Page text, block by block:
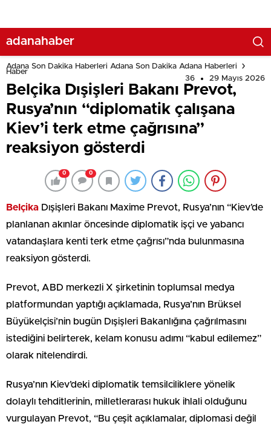
adanahaber
Adana Son Dakika Haberleri Adana Son Dakika Adana Haberleri
Haber
36
29 Mayıs 2026
Belçika Dışişleri Bakanı Prevot,
Rusya’nın “diplomatik çalışana
Kiev’i terk etme çağrısına”
reaksiyon gösterdi
0 0
Belçika Dışişleri Bakanı Maxime Prevot, Rusya’nın “Kiev’de
planlanan akınlar öncesinde diplomatik işçi ve yabancı
vatandaşlara kenti terk etme çağrısı”nda bulunmasına
reaksiyon gösterdi.
Prevot, ABD merkezli X şirketinin toplumsal medya
platformundan yaptığı açıklamada, Rusya’nın Brüksel
Büyükelçisi’nin bugün Dışişleri Bakanlığına çağrılmasını
istediğini belirterek, kelam konusu adımı “kabul edilemez”
olarak nitelendirdi.
Rusya’nın Kiev’deki diplomatik temsilciliklere yönelik
dolaylı tehditlerinin, milletlerarası hukuk ihlali olduğunu
vurgulayan Prevot, “Bu çeşit açıklamalar, diplomasi değil